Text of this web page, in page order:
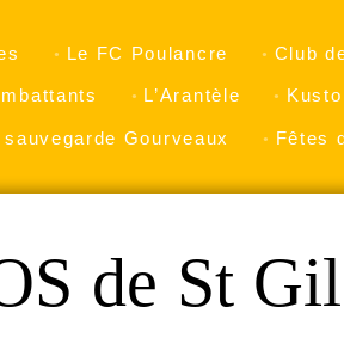
Le FC Poulancre Club
L’Arantèle
Gourveaux Fêtes
de St